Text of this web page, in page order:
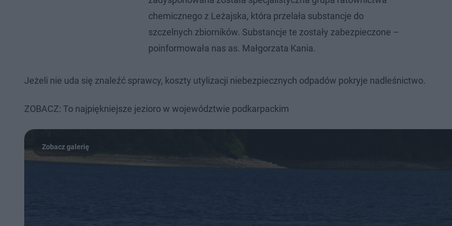
chemicznego z Leżajska, która przelała substancje do
szczelnych zbiorników. Substancje te zostały zabezpieczone –
poinformowała nas as. Małgorzata Kania.
Jeżeli nie uda się znaleźć sprawcy, koszty utylizacji niebezpiecznych odpadów pokryje nadleśnictwo.
ZOBACZ: To najpiękniejsze jezioro w województwie podkarpackim